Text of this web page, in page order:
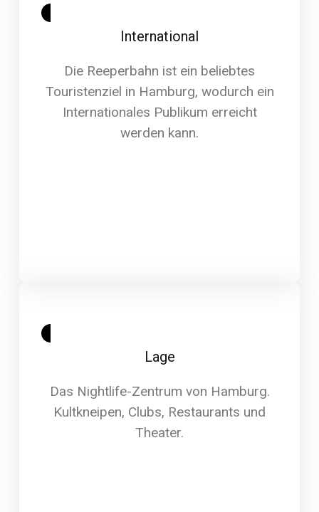
International
Die Reeperbahn ist ein beliebtes
Touristenziel in Hamburg, wodurch ein
Internationales Publikum erreicht
werden kann.
Lage
Das Nightlife-Zentrum von Hamburg.
Kultkneipen, Clubs, Restaurants und
Theater.